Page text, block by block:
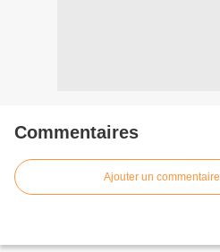
Commentaires
Ajouter un commentaire